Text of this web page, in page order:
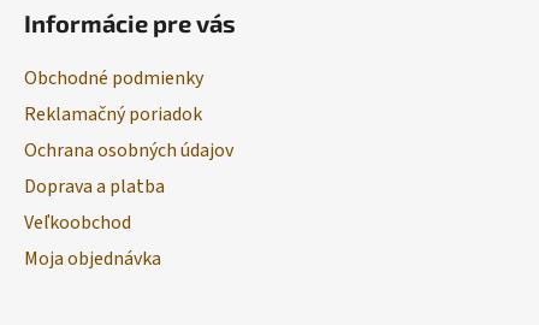
Informácie pre vás
Obchodné podmienky
Reklamačný poriadok
Ochrana osobných údajov
Doprava a platba
Veľkoobchod
Moja objednávka